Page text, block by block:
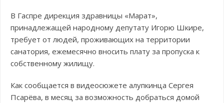
В Гаспре дирекция здравницы «Марат»,
принадлежащей народному депутату Игорю Шкире,
требует от людей, проживающих на территории
санатория, ежемесячно вносить плату за пропуска к
собственному жилищу.
Как сообщается в видеосюжете алупкинца Сергея
Псарёва, в месяц за возможность добраться домой